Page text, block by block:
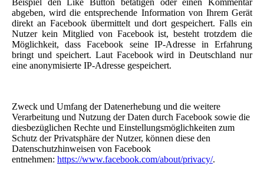
abgeben, wird die entsprechende Information von Ihrem Gerät
direkt an Facebook übermittelt und dort gespeichert. Falls ein
Nutzer kein Mitglied von Facebook ist, besteht trotzdem die
Möglichkeit, dass Facebook seine IP-Adresse in Erfahrung
bringt und speichert. Laut Facebook wird in Deutschland nur
eine anonymisierte IP-Adresse gespeichert.
Zweck und Umfang der Datenerhebung und die weitere
Verarbeitung und Nutzung der Daten durch Facebook sowie die
diesbezüglichen Rechte und Einstellungsmöglichkeiten zum
Schutz der Privatsphäre der Nutzer, können diese den
Datenschutzhinweisen von Facebook
entnehmen: https://www.facebook.com/about/privacy/.